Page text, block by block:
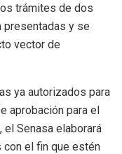
trámites de dos
y se
vector de
ya autorizados para
aprobación para el
Senasa elaborará
el fin que estén